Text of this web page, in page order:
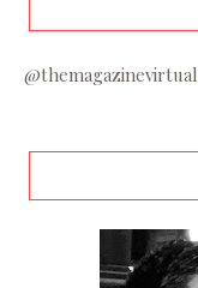
@themagazinevirtual